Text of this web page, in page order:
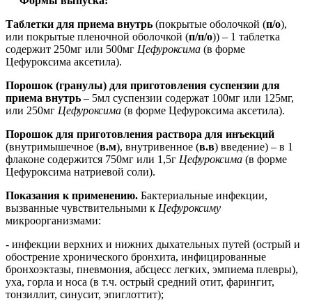
Таблетки для приема внутрь (покрытые оболочкой (п/о),
или покрытые пленочной оболочкой (п/п/о)) – 1 таблетка
содержит 250мг или 500мг Цефуроксима (в форме
Цефуроксима аксетила).
Порошок (гранулы) для приготовления суспензии для
приема внутрь – 5мл суспензии содержат 100мг или 125мг,
или 250мг Цефуроксима (в форме Цефуроксима аксетила).
Порошок для приготовления раствора для инъекций
(внутримышечное (в.м), внутривенное (в.в) введение) – в 1
флаконе содержится 750мг или 1,5г Цефуроксима (в форме
Цефуроксима натриевой соли).
Показания к применению. Бактериальные инфекции,
вызванные чувствительными к Цефуроксиму
микроорганизмами:
- инфекции верхних и нижних дыхательных путей (острый и
обострение хронического бронхита, инфицированные
бронхоэктазы, пневмония, абсцесс легких, эмпиема плевры),
уха, горла и носа (в т.ч. острый средний отит, фарингит,
тонзиллит, синусит, эпиглоттит);